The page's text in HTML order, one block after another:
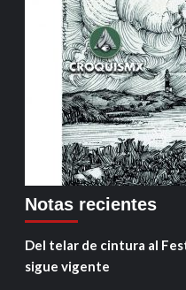
Notas recientes
Del telar de cintura al
sigue vigente